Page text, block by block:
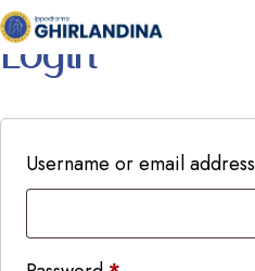
Login
Username or email address